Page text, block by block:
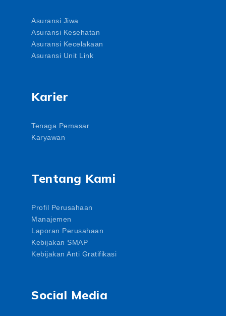
Asuransi Jiwa
Asuransi Kesehatan
Asuransi Kecelakaan
Asuransi Unit Link
Karier
Tenaga Pemasar
Karyawan
Tentang Kami
Profil Perusahaan
Manajemen
Laporan Perusahaan
Kebijakan SMAP
Kebijakan Anti Gratifikasi
Social Media